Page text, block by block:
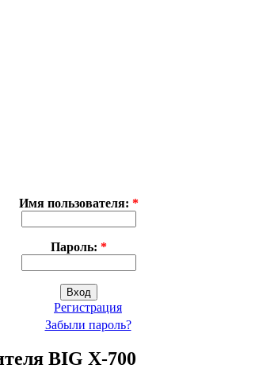
Имя пользователя: *
Пароль: *
Регистрация
Забыли пароль?
BIG X-700